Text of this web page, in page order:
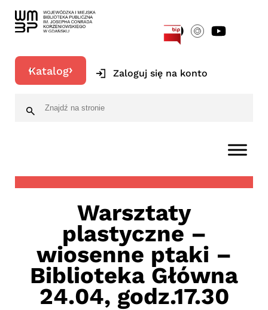
Katalog Zaloguj się na konto
Warsztaty
plastyczne –
wiosenne ptaki –
Biblioteka Główna
24.04, godz.17.30